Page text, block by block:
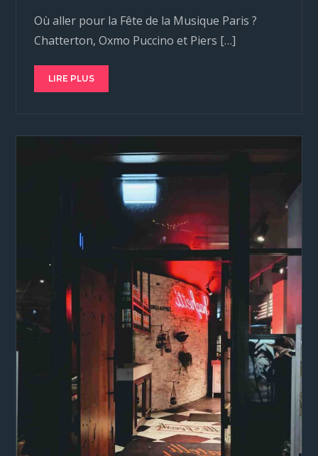
Où aller pour la Fête de la Musique Paris ?
Chatterton, Oxmo Puccino et Piers […]
LIRE PLUS